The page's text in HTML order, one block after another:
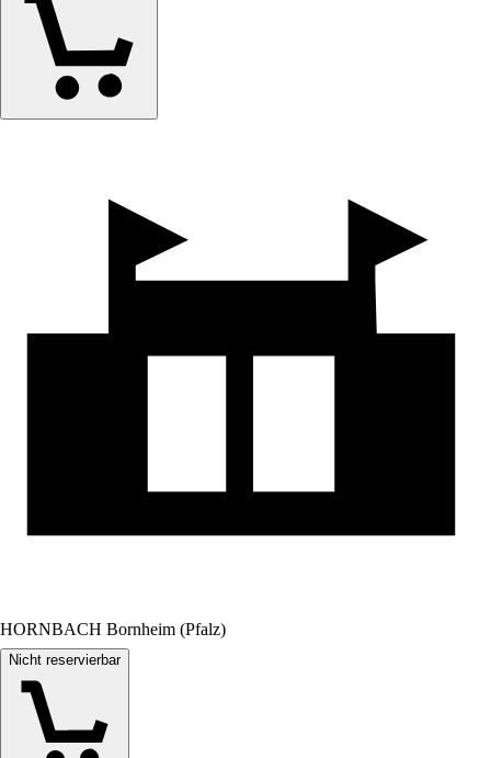
HORNBACH Bornheim (Pfalz)
Nicht reservierbar